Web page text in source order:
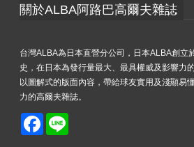
關於ALBA阿路巴高爾夫雜誌
台灣ALBA為日本直營分公司，日本ALBA創立
史，在日本為發行量最大、最具權威及影響力
以圖解式的版面內容，帶給球友實用及淺顯易
力的高爾夫雜誌。
Facebook